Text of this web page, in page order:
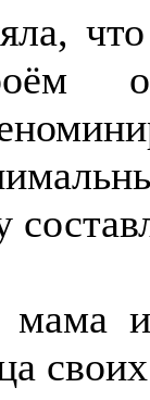
мама